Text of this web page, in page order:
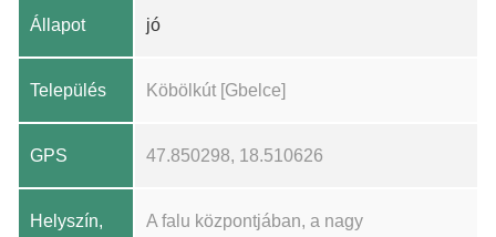
Állapot jó
Település Köbölkút [Gbelce]
GPS 47.850298, 18.510626
Helyszín,
A falu központjában, a nagy